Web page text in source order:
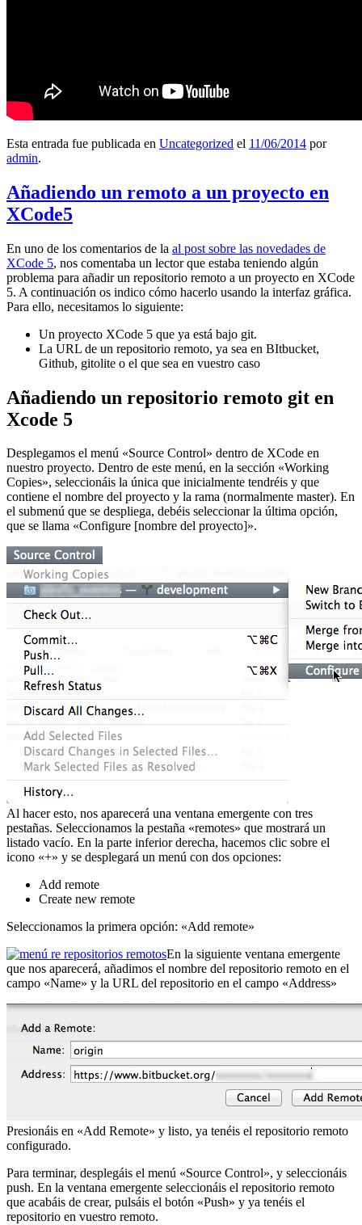
Esta entrada fue publicada en Uncategorized el 11/06/2014 por
admin.
Añadiendo un remoto a un proyecto en
XCode5
En uno de los comentarios de la al post sobre las novedades de
XCode 5, nos comentaba un lector que estaba teniendo algún
problema para añadir un repositorio remoto a un proyecto en XCode
5. A continuación os indico cómo hacerlo usando la interfaz gráfica.
Para ello, necesitamos lo siguiente:
Un proyecto XCode 5 que ya está bajo git.
La URL de un repositorio remoto, ya sea en BItbucket,
Github, gitolite o el que sea en vuestro caso
Añadiendo un repositorio remoto git en
Xcode 5
Desplegamos el menú «Source Control» dentro de XCode en
nuestro proyecto. Dentro de este menú, en la sección «Working
Copies», seleccionáis la única que inicialmente tendréis y que
contiene el nombre del proyecto y la rama (normalmente master). En
el submenú que se despliega, debéis seleccionar la última opción,
que se llama «Configure [nombre del proyecto]».
Al hacer esto, nos aparecerá una ventana emergente con tres
pestañas. Seleccionamos la pestaña «remotes» que mostrará un
listado vacío. En la parte inferior derecha, hacemos clic sobre el
icono «+» y se desplegará un menú con dos opciones:
Add remote
Create new remote
Seleccionamos la primera opción: «Add remote»
En la siguiente ventana emergente
que nos aparecerá, añadimos el nombre del repositorio remoto en el
campo «Name» y la URL del repositorio en el campo «Address»
Presionáis en «Add Remote» y listo, ya tenéis el repositorio remoto
configurado.
Para terminar, desplegáis el menú «Source Control», y seleccionáis
push. En la ventana emergente seleccionáis el repositorio remoto
que acabáis de crear, pulsáis el botón «Push» y ya tenéis el
repositorio en vuestro remoto.